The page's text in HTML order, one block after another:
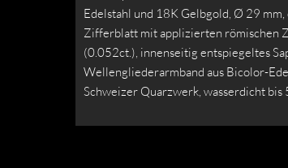
Edelstahl und 18K Gelbgold, Ø 29
Zifferblatt mit applizierten römischen
(0.052ct.), innenseitig entspiegeltes
Wellengliederarmband aus Bicolor-
Schweizer Quarzwerk, wasserdicht bis